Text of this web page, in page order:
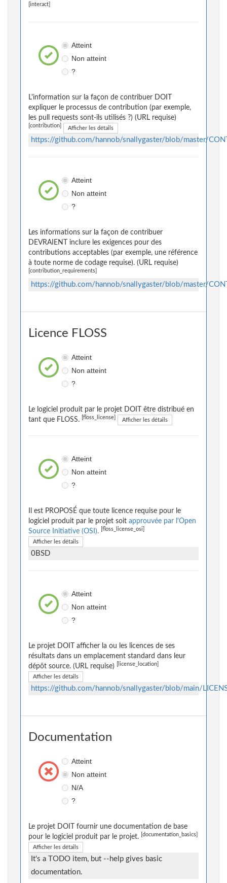
[interact]
Atteint
Non atteint
?
L'information sur la façon de contribuer DOIT
expliquer le processus de contribution (par exemple,
les pull requests sont-ils utilisés ?) (URL requise)
[contribution] Afficher les détails
https://github.com/hannob/snallygaster/blob/master/
Atteint
Non atteint
?
Les informations sur la façon de contribuer
DEVRAIENT inclure les exigences pour des
contributions acceptables (par exemple, une référence
à toute norme de codage requise). (URL requise)
[contribution_requirements]
https://github.com/hannob/snallygaster/blob/master/
Licence FLOSS
Atteint
Non atteint
?
Le logiciel produit par le projet DOIT être distribué en
tant que FLOSS.
[floss_license] Afficher les détails
Atteint
Non atteint
?
Il est PROPOSÉ que toute licence requise pour le
logiciel produit par le projet soit approuvée par l'Open
Source Initiative (OSI).
[floss_license_osi]
Afficher les détails
0BSD
Atteint
Non atteint
?
Le projet DOIT afficher la ou les licences de ses
résultats dans un emplacement standard dans leur
dépôt source. (URL requise)
[license_location]
Afficher les détails
https://github.com/hannob/snallygaster/blob/main/
Documentation
Atteint
Non atteint
N/A
?
Le projet DOIT fournir une documentation de base
pour le logiciel produit par le projet.
[documentation_basics]
Afficher les détails
It's a TODO item, but --help gives basic
documentation.